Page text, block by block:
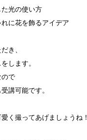
た光の使い方
れに花を飾るアイデア
き、
します。
ので
講可能です。
く撮ってあげましょうね！